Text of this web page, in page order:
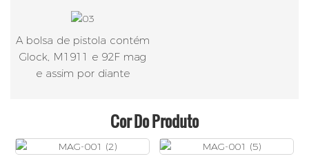
A bolsa de pistola contém
Glock, M1911 e 92F mag
e assim por diante
Cor Do Produto